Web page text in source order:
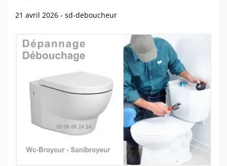
21 avril 2026 - sd-deboucheur